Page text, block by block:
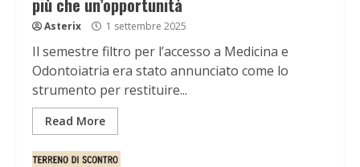
più che un’opportunità
Asterix 1 settembre 2025
Il semestre filtro per l’accesso a Medicina e
Odontoiatria era stato annunciato come lo
strumento per restituire...
Read More